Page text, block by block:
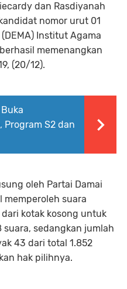
dan Rasdiyanah
nomor urut 01
Institut Agama
memenangkan
(20/12).
Program S2 dan
oleh Partai Damai
memperoleh suara
kotak kosong untuk
sedangkan jumlah
43 dari total 1.852
hak pilihnya.